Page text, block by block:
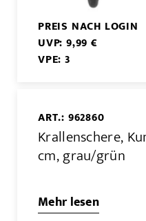
PREIS NACH LOGIN
UVP: 9,99 €
VPE: 3
ART.: 962860
Krallenschere,
cm, grau/grün
Mehr lesen